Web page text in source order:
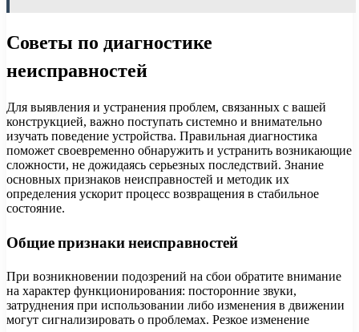
Советы по диагностике
неисправностей
Для выявления и устранения проблем, связанных с вашей
конструкцией, важно поступать системно и внимательно
изучать поведение устройства. Правильная диагностика
поможет своевременно обнаружить и устранить возникающие
сложности, не дожидаясь серьезных последствий. Знание
основных признаков неисправностей и методик их
определения ускорит процесс возвращения в стабильное
состояние.
Общие признаки неисправностей
При возникновении подозрений на сбои обратите внимание
на характер функционирования: посторонние звуки,
затруднения при использовании либо изменения в движении
могут сигнализировать о проблемах. Резкое изменение